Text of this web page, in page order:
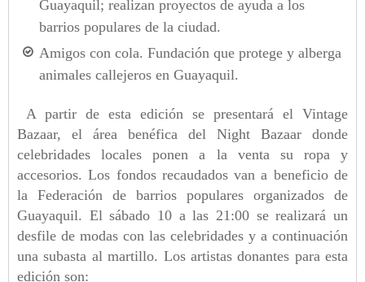
Guayaquil; realizan proyectos de ayuda a los
barrios populares de la ciudad.
Amigos con cola. Fundación que protege y alberga
animales callejeros en Guayaquil.
A partir de esta edición se presentará el Vintage
Bazaar, el área benéfica del Night Bazaar donde
celebridades locales ponen a la venta su ropa y
accesorios. Los fondos recaudados van a beneficio de
la Federación de barrios populares organizados de
Guayaquil. El sábado 10 a las 21:00 se realizará un
desfile de modas con las celebridades y a continuación
una subasta al martillo. Los artistas donantes para esta
edición son: